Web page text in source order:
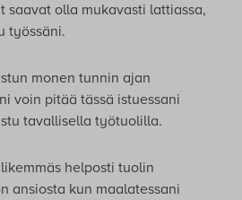
saavat olla mukavasti lattiassa,
työssäni.
monen tunnin ajan
voin pitää tässä istuessani
tavallisella työtuolilla.
helposti tuolin
ansiosta kun maalatessani